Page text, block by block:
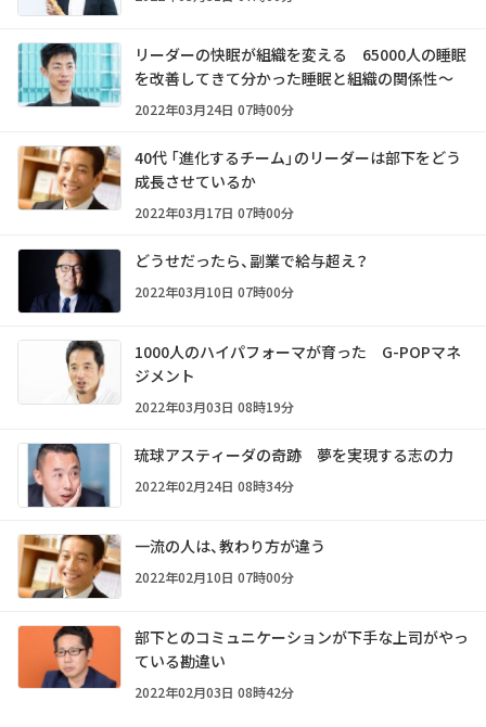
リーダーの快眠が組織を変える 65000人の睡眠
を改善してきて分かった睡眠と組織の関係性～
2022年03月24日 07時00分
40代 「進化するチーム」のリーダーは部下をどう
成長させているか
2022年03月17日 07時00分
どうせだったら、副業で給与超え？
2022年03月10日 07時00分
1000人のハイパフォーマが育った G-POPマネ
ジメント
2022年03月03日 08時19分
琉球アスティーダの奇跡 夢を実現する志の力
2022年02月24日 08時34分
一流の人は、教わり方が違う
2022年02月10日 07時00分
部下とのコミュニケーションが下手な上司がやっ
ている勘違い
2022年02月03日 08時42分